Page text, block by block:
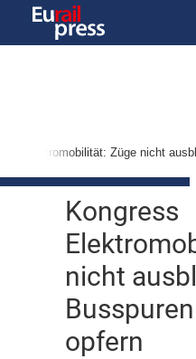
Elektromobilität: Züge nicht
Kongress
nicht
opfern